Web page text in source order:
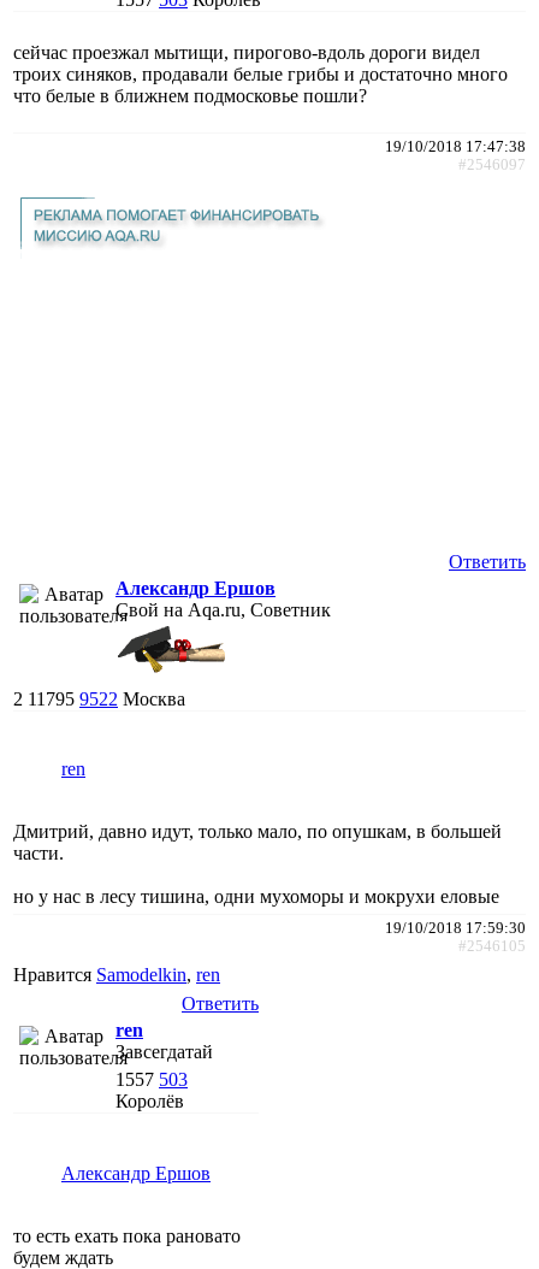
сейчас проезжал мытищи, пирогово-вдоль дороги видел
троих синяков, продавали белые грибы и достаточно много
что белые в ближнем подмосковье пошли?
19/10/2018 17:47:38
#2546097
Ответить
Александр Ершов
Свой на Aqa.ru, Советник
2 11795 9522 Москва
ren
Дмитрий, давно идут, только мало, по опушкам, в большей
части.
но у нас в лесу тишина, одни мухоморы и мокрухи еловые
19/10/2018 17:59:30
#2546105
Нравится Samodelkin, ren
Ответить
ren
Завсегдатай
1557 503
Королёв
Александр Ершов
то есть ехать пока рановато
будем ждать